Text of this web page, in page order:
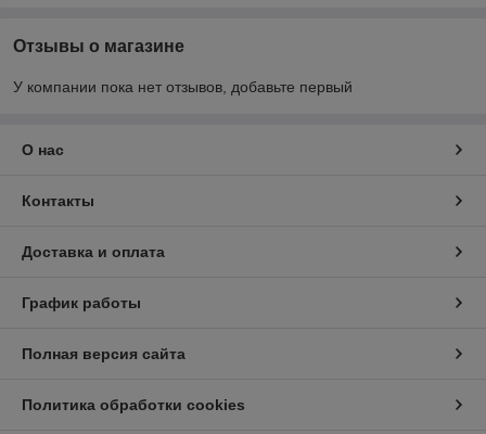
Отзывы о магазине
У компании пока нет отзывов, добавьте первый
О нас
Контакты
Доставка и оплата
График работы
Полная версия сайта
Политика обработки cookies